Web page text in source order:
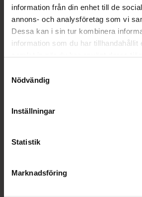
information från din enhet till de
annons- och analysföretag som vi
Dessa kan i sin tur kombinera
information som du har tillhandahållit
Nödvändig
Inställningar
Statistik
MarknadsföringDetta innehåll kräver